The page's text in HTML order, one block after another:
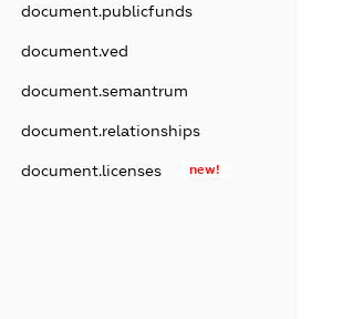
document.publicfunds
document.ved
document.semantrum
document.relationships
document.licenses new!